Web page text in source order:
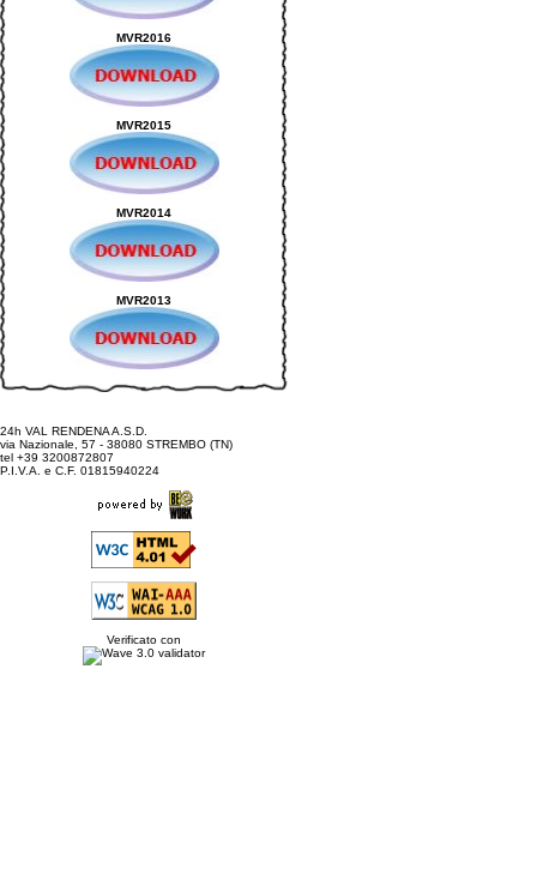
MVR2016
MVR2015
MVR2014
MVR2013
24h VAL RENDENA A.S.D.
via Nazionale, 57 - 38080 STREMBO (TN)
tel +39 3200872807
P.I.V.A. e C.F. 01815940224
Verificato con